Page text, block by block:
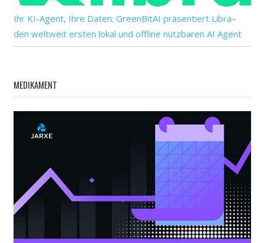
Ihr KI-Agent, Ihre Daten: GreenBitAI präsentiert Libra–
den weltweit ersten lokal und offline nutzbaren AI Agent
MEDIKAMENT